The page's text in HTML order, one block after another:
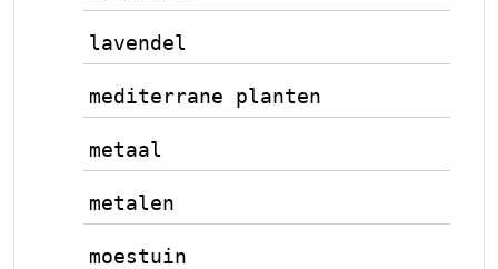
lavendel
mediterrane planten
metaal
metalen
moestuin